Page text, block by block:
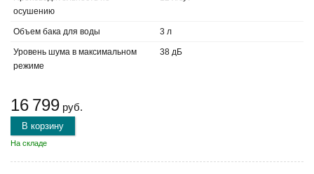
осушению
Объем бака для воды 3 л
Уровень шума в максимальном
режиме
38 дБ
16 799 руб.
В корзину
На складе